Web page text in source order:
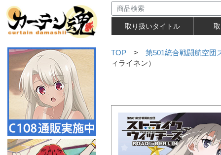
取り扱いタイトル
TOP > 第501統合戦闘航空団
ィライネン）